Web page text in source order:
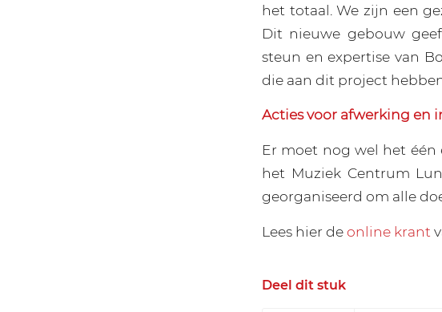
het totaal. We zijn een
Dit nieuwe gebouw
steun en expertise van
die aan dit project
Acties voor afwerking en
Er moet nog wel het
het Muziek Centrum
georganiseerd om alle
Lees hier deonline krant
Deel dit stuk